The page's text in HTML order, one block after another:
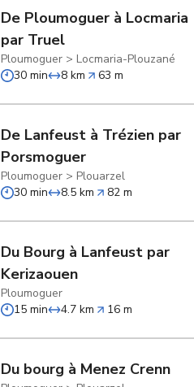
De Ploumoguer à Locmaria
par Truel
Ploumoguer> Locmaria-Plouzané
30 min
8 km 63 m
De Lanfeust à Trézien par
Porsmoguer
Ploumoguer> Plouarzel
30 min
8.5 km 82 m
Du Bourg à Lanfeust par
Kerizaouen
Ploumoguer
15 min
4.7 km 16 m
Du bourg à Menez Crenn